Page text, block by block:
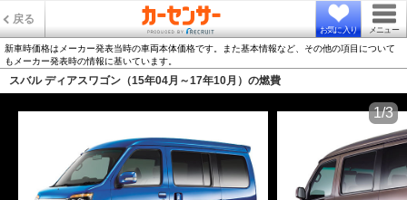
戻る
お気に入り メニュー
新車時価格はメーカー発表当時の車両本体価格です。また基本情報など、その他の項目について
もメーカー発表時の情報に基いています。
スバル ディアスワゴン（15年04月～17年10月）の燃費
1/3